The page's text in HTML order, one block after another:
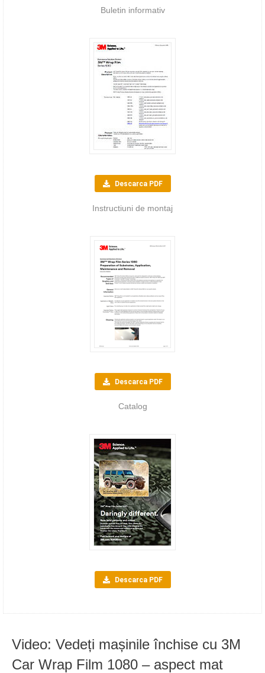
Buletin informativ
Descarca PDF
Instructiuni de montaj
Descarca PDF
Catalog
Descarca PDF
Video: Vedeți mașinile închise cu 3M
Car Wrap Film 1080 – aspect mat